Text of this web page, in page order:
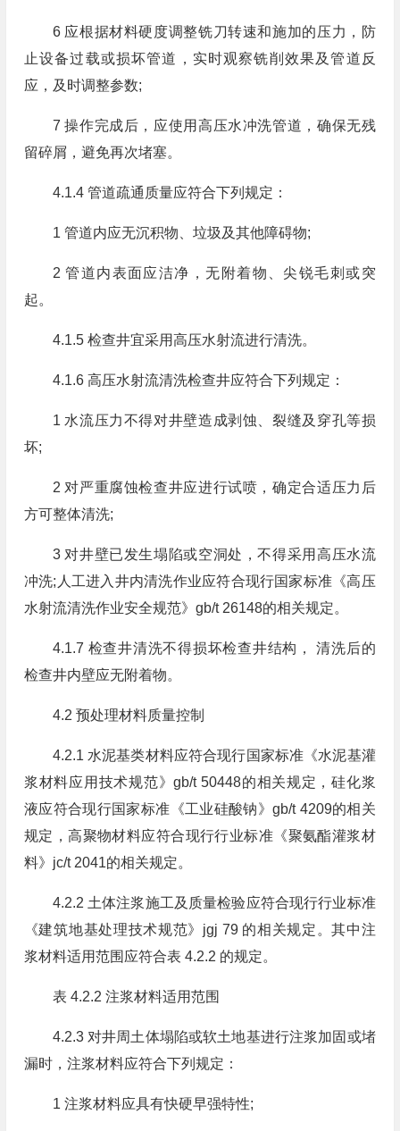
6 应根据材料硬度调整铣刀转速和施加的压力，防
止设备过载或损坏管道，实时观察铣削效果及管道反
应，及时调整参数;
7 操作完成后，应使用高压水冲洗管道，确保无残
留碎屑，避免再次堵塞。
4.1.4 管道疏通质量应符合下列规定：
1 管道内应无沉积物、垃圾及其他障碍物;
2 管道内表面应洁净，无附着物、尖锐毛刺或突
起。
4.1.5 检查井宜采用高压水射流进行清洗。
4.1.6 高压水射流清洗检查井应符合下列规定：
1 水流压力不得对井壁造成剥蚀、裂缝及穿孔等损
坏;
2 对严重腐蚀检查井应进行试喷，确定合适压力后
方可整体清洗;
3 对井壁已发生塌陷或空洞处，不得采用高压水流
冲洗;人工进入井内清洗作业应符合现行国家标准《高压
水射流清洗作业安全规范》gb/t 26148的相关规定。
4.1.7 检查井清洗不得损坏检查井结构， 清洗后的
检查井内壁应无附着物。
4.2 预处理材料质量控制
4.2.1 水泥基类材料应符合现行国家标准《水泥基灌
浆材料应用技术规范》gb/t 50448的相关规定，硅化浆
液应符合现行国家标准《工业硅酸钠》gb/t 4209的相关
规定，高聚物材料应符合现行行业标准《聚氨酯灌浆材
料》jc/t 2041的相关规定。
4.2.2 土体注浆施工及质量检验应符合现行行业标准
《建筑地基处理技术规范》jgj 79 的相关规定。其中注
浆材料适用范围应符合表 4.2.2 的规定。
表 4.2.2 注浆材料适用范围
4.2.3 对井周土体塌陷或软土地基进行注浆加固或堵
漏时，注浆材料应符合下列规定：
1 注浆材料应具有快硬早强特性;